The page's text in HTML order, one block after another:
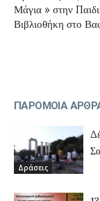
Μάγια » στην
Βιβλιοθήκη στο
ΠΑΡΟΜΟΙΑ
Δράσεις